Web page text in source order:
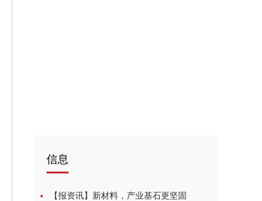
信息
【报资讯】新材料，产业基石更坚固